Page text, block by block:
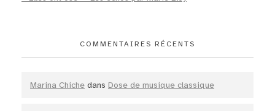
COMMENTAIRES RÉCENTS
Marina Chiche dans Dose de musique classique